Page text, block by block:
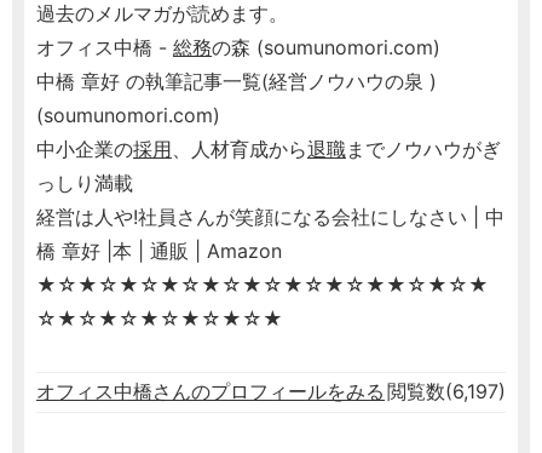
過去のメルマガが読めます。
オフィス中橋 - 総務の森 (soumunomori.com)
中橋 章好 の執筆記事一覧(経営ノウハウの泉 )
(soumunomori.com)
中小企業の採用、人材育成から退職までノウハウがぎ
っしり満載
経営は人や!社員さんが笑顔になる会社にしなさい | 中
橋 章好 |本 | 通販 | Amazon
★☆★☆★☆★☆★☆★☆★☆★☆★★☆★☆★
☆★☆★☆★☆★☆★☆★
オフィス中橋さんのプロフィールをみる 閲覧数(6,197)